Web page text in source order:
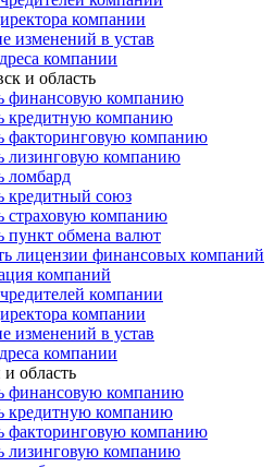
компании
изменений в устав
компании
и область
финансовую компанию
кредитную компанию
факторинговую компанию
лизинговую компанию
ломбард
кредитный союз
страховую компанию
пункт обмена валют
лицензии финансовых компаний
компаний
компании
компании
изменений в устав
компании
область
финансовую компанию
кредитную компанию
факторинговую компанию
лизинговую компанию